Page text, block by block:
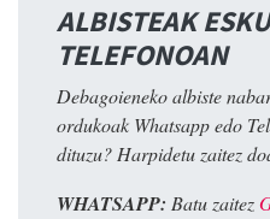
ALBISTEAK
TELEFONOAN
Debagoieneko albiste
ordukoak Whatsapp edo
dituzu? Harpidetu zaitez
WHATSAPP: Batu zaitez